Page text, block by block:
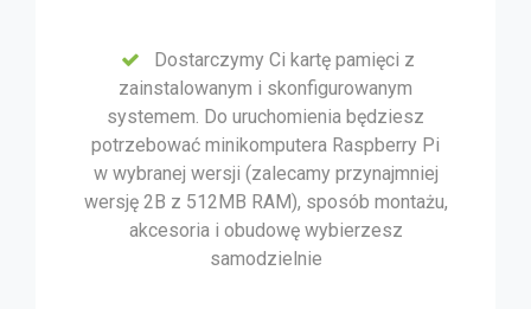
Dostarczymy Ci kartę pamięci z
zainstalowanym i skonfigurowanym
systemem. Do uruchomienia będziesz
potrzebować minikomputera Raspberry Pi
w wybranej wersji (zalecamy przynajmniej
wersję 2B z 512MB RAM), sposób montażu,
akcesoria i obudowę wybierzesz
samodzielnie